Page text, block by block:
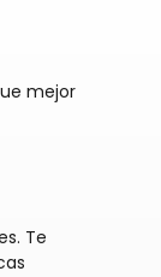
mejor
Te